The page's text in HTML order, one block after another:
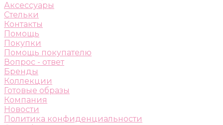
Аксессуары
Стельки
Контакты
Помощь
Покупки
Помощь покупателю
Вопрос - ответ
Бренды
Коллекции
Готовые образы
Компания
Новости
Политика конфиденциальности